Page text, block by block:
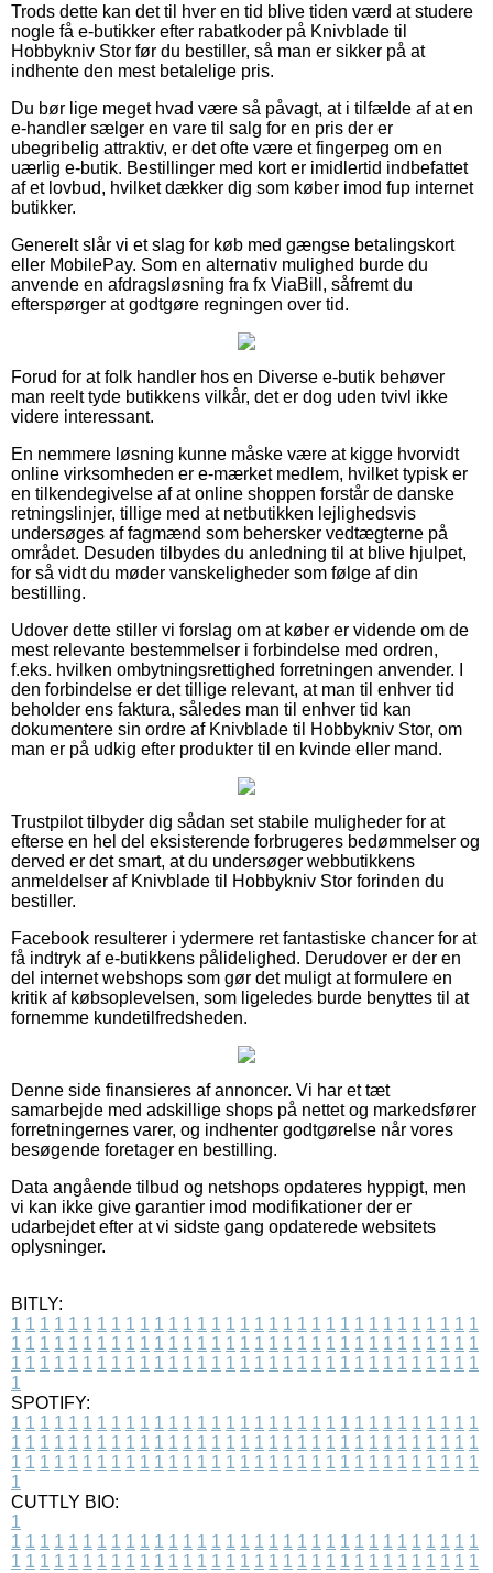
Trods dette kan det til hver en tid blive tiden værd at studere
nogle få e-butikker efter rabatkoder på Knivblade til
Hobbykniv Stor før du bestiller, så man er sikker på at
indhente den mest betalelige pris.
Du bør lige meget hvad være så påvagt, at i tilfælde af at en
e-handler sælger en vare til salg for en pris der er
ubegribelig attraktiv, er det ofte være et fingerpeg om en
uærlig e-butik. Bestillinger med kort er imidlertid indbefattet
af et lovbud, hvilket dækker dig som køber imod fup internet
butikker.
Generelt slår vi et slag for køb med gængse betalingskort
eller MobilePay. Som en alternativ mulighed burde du
anvende en afdragsløsning fra fx ViaBill, såfremt du
efterspørger at godtgøre regningen over tid.
Forud for at folk handler hos en Diverse e-butik behøver
man reelt tyde butikkens vilkår, det er dog uden tvivl ikke
videre interessant.
En nemmere løsning kunne måske være at kigge hvorvidt
online virksomheden er e-mærket medlem, hvilket typisk er
en tilkendegivelse af at online shoppen forstår de danske
retningslinjer, tillige med at netbutikken lejlighedsvis
undersøges af fagmænd som behersker vedtægterne på
området. Desuden tilbydes du anledning til at blive hjulpet,
for så vidt du møder vanskeligheder som følge af din
bestilling.
Udover dette stiller vi forslag om at køber er vidende om de
mest relevante bestemmelser i forbindelse med ordren,
f.eks. hvilken ombytningsrettighed forretningen anvender. I
den forbindelse er det tillige relevant, at man til enhver tid
beholder ens faktura, således man til enhver tid kan
dokumentere sin ordre af Knivblade til Hobbykniv Stor, om
man er på udkig efter produkter til en kvinde eller mand.
Trustpilot tilbyder dig sådan set stabile muligheder for at
efterse en hel del eksisterende forbrugeres bedømmelser og
derved er det smart, at du undersøger webbutikkens
anmeldelser af Knivblade til Hobbykniv Stor forinden du
bestiller.
Facebook resulterer i ydermere ret fantastiske chancer for at
få indtryk af e-butikkens pålidelighed. Derudover er der en
del internet webshops som gør det muligt at formulere en
kritik af købsoplevelsen, som ligeledes burde benyttes til at
fornemme kundetilfredsheden.
Denne side finansieres af annoncer. Vi har et tæt
samarbejde med adskillige shops på nettet og markedsfører
forretningernes varer, og indhenter godtgørelse når vores
besøgende foretager en bestilling.
Data angående tilbud og netshops opdateres hyppigt, men
vi kan ikke give garantier imod modifikationer der er
udarbejdet efter at vi sidste gang opdaterede websitets
oplysninger.
BITLY:
1 1 1 1 1 1 1 1 1 1 1 1 1 1 1 1 1 1 1 1 1 1 1 1 1 1 1 1 1 1 1 1 1
1 1 1 1 1 1 1 1 1 1 1 1 1 1 1 1 1 1 1 1 1 1 1 1 1 1 1 1 1 1 1 1 1
1 1 1 1 1 1 1 1 1 1 1 1 1 1 1 1 1 1 1 1 1 1 1 1 1 1 1 1 1 1 1 1 1
1
SPOTIFY:
1 1 1 1 1 1 1 1 1 1 1 1 1 1 1 1 1 1 1 1 1 1 1 1 1 1 1 1 1 1 1 1 1
1 1 1 1 1 1 1 1 1 1 1 1 1 1 1 1 1 1 1 1 1 1 1 1 1 1 1 1 1 1 1 1 1
1 1 1 1 1 1 1 1 1 1 1 1 1 1 1 1 1 1 1 1 1 1 1 1 1 1 1 1 1 1 1 1 1
1
CUTTLY BIO:
1
1 1 1 1 1 1 1 1 1 1 1 1 1 1 1 1 1 1 1 1 1 1 1 1 1 1 1 1 1 1 1 1 1
1 1 1 1 1 1 1 1 1 1 1 1 1 1 1 1 1 1 1 1 1 1 1 1 1 1 1 1 1 1 1 1 1